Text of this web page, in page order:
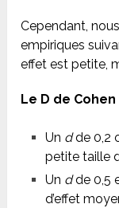
Cependant,
empiriques
effet est petite,
Le D de Cohen
Un dde 0,2
petite taille
Un dde 0,5
d’effet